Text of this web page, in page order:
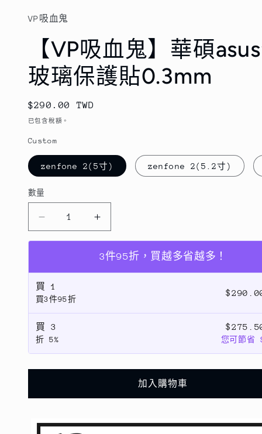
視
啟
多
體
檔
案
VP吸血鬼
【VP吸血鬼】華碩
玻璃保護貼0.3mm
定
價
$290.00 TWD
已包含稅額。
Custom
zenfone 2(5寸) zenfone 2(5.2寸)
數
數量
吸
鬼】
華
碩
asus
全
本
玻
吸
血
鬼】
asus
本
玻
3件95折，買越多省越多！
買 1
買3件95折
買 3
折 5% 您可節省
加入購物車